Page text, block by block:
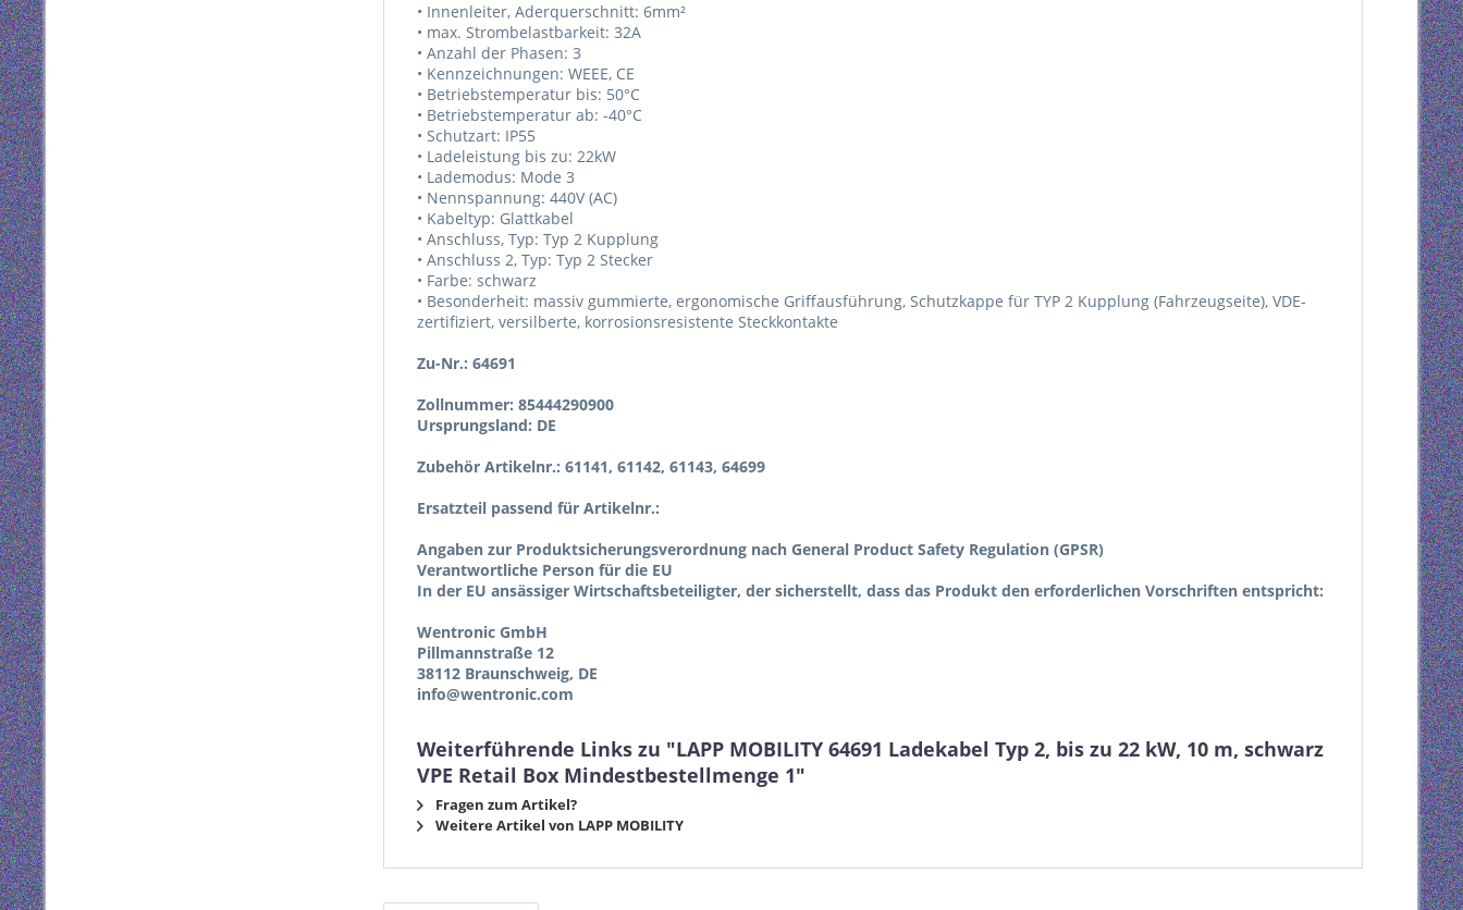
• Innenleiter, Aderquerschnitt: 6mm²
• max. Strombelastbarkeit: 32A
• Anzahl der Phasen: 3
• Kennzeichnungen: WEEE, CE
• Betriebstemperatur bis: 50°C
• Betriebstemperatur ab: -40°C
• Schutzart: IP55
• Ladeleistung bis zu: 22kW
• Lademodus: Mode 3
• Nennspannung: 440V (AC)
• Kabeltyp: Glattkabel
• Anschluss, Typ: Typ 2 Kupplung
• Anschluss 2, Typ: Typ 2 Stecker
• Farbe: schwarz
• Besonderheit: massiv gummierte, ergonomische Griffausführung, Schutzkappe für TYP 2 Kupplung (Fahrzeugseite), VDE-
zertifiziert, versilberte, korrosionsresistente Steckkontakte
Zu-Nr.: 64691
Zollnummer: 85444290900
Ursprungsland: DE
Zubehör Artikelnr.: 61141, 61142, 61143, 64699
Ersatzteil passend für Artikelnr.:
Angaben zur Produktsicherungsverordnung nach General Product Safety Regulation (GPSR)
Verantwortliche Person für die EU
In der EU ansässiger Wirtschaftsbeteiligter, der sicherstellt, dass das Produkt den erforderlichen Vorschriften entspricht:
Wentronic GmbH
Pillmannstraße 12
38112 Braunschweig, DE
info@wentronic.com
Weiterführende Links zu "LAPP MOBILITY 64691 Ladekabel Typ 2, bis zu 22 kW, 10 m, schwarz
VPE Retail Box Mindestbestellmenge 1"
Fragen zum Artikel?
Weitere Artikel von LAPP MOBILITY